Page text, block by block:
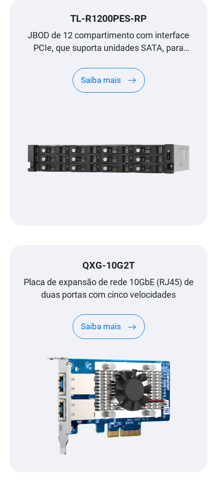
TL-R1200PES-RP
JBOD de 12 compartimento com interface
PCIe, que suporta unidades SATA, para
especificamente para NAS QNAP
Saiba mais
QXG-10G2T
Placa de expansão de rede 10GbE (RJ45) de
duas portas com cinco velocidades
Saiba mais